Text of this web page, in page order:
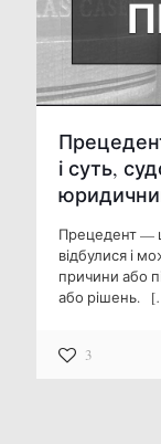
і суть,
Прецедент —
відбулися і
причини або
або рішень.
3